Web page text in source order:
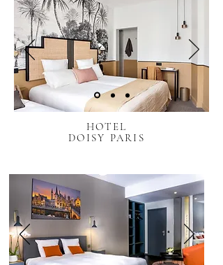
HOTEL
DOISY PARIS